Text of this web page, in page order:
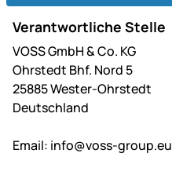
Verantwortliche Stelle
VOSS GmbH & Co. KG
Ohrstedt Bhf. Nord 5
25885 Wester-Ohrstedt
Deutschland
Email: info@voss-group.eu